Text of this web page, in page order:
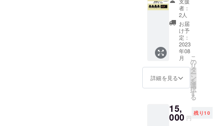
ション
スキル
協会の
活動を
応援し
たいと
いう方
はこち
らでお
願いし
礼の
メッ
セージ
イベン
トでス
ポン
サー席
を4名分
ご用意
しま
す。 参
加され
る方の
お名前
を記入
ださ
い。変
更可能
者：
2人
お届
け予
定：
2023
年08
月
詳細を見る
こ
の
リ
タ
ー
ン
を
選
択
す
る
15,
000 円
残り10